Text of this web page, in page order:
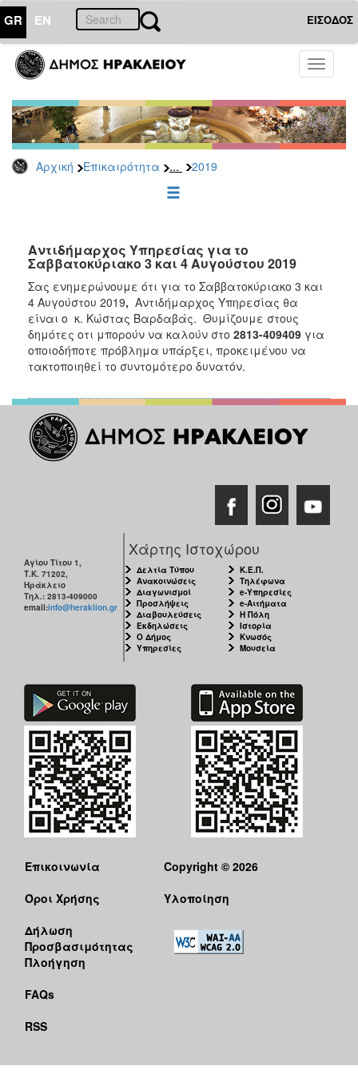
GR EN ΕΙΣΟΔΟΣ
Toggle
Αρχική Επικαιρότητα ... 2019
ΕΠΙΚΑΙΡΟΤΗΤΑ
Τύπου
Αρχείο
2026
2025
2022
2021
2020
2019
2018
2017
2015
2013
2012
ΔΗΜΟΤΗΣ
ΗΡΑΚΛΕΙΟ
Αντιδήμαρχος Υπηρεσίας για το
Σαββατοκύριακο 3 και 4 Αυγούστου 2019
Σας ενημερώνουμε ότι για το Σαββατοκύριακο 3 και
4 Αυγούστου 2019, Αντιδήμαρχος Υπηρεσίας θα
είναι ο κ. Κώστας Βαρδαβάς. Θυμίζουμε στους
δημότες οτι μπορούν να καλούν στο 2813-409409 για
οποιοδήποτε πρόβλημα υπάρξει, προκειμένου να
τακτοποιηθεί το συντομότερο δυνατόν.
Αγίου Τίτου 1,
Τ.Κ. 71202,
Ηράκλειο
Τηλ.: 2813-409000
email:info@heraklion.gr
Χάρτης Ιστοχώρου
Δελτία Τύπου
Ανακοινώσεις
Διαγωνισμοί
Προσλήψεις
Διαβουλεύσεις
Εκδηλώσεις
Ο Δήμος
Υπηρεσίες
Κ.Ε.Π.
Τηλέφωνα
e-Υπηρεσίες
e-Αιτήματα
Η Πόλη
Ιστορία
Κνωσός
Μουσεία
Επικοινωνία
Όροι Χρήσης
Δήλωση
Προσβασιμότητας
Πλοήγηση
FAQs
RSS
Copyright © 2026
Υλοποίηση